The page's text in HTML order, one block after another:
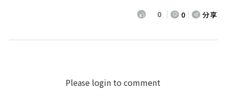
0 0 分享
Please login to comment